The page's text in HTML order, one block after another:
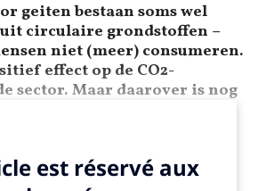
geiten bestaan soms wel
circulaire grondstoffen –
niet (meer) consumeren.
effect op de CO2-
sector. Maar daarover is nog